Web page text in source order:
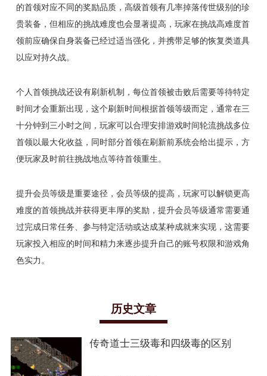
的首领对应不同的奖励品质，高级首领有几率掉落传世级别的珍
贵装备，但相应的挑战难度也会显著提高，玩家在挑战高难度首
领前应确保自身装备已经过适当强化，并携带足够的恢复类道具
以应对持久战。
个人首领挑战还设有刷新机制，每位首领被击败后需要等待特定
时间才会重新出现，这个刷新时间根据首领等级而定，通常在三
十分钟到三小时之间，玩家可以合理安排游戏时间轮流挑战多位
首领以最大化收益，同时部分首领在刷新前系统会给出提示，方
便玩家及时前往挑战地点等待首领重生。
提升会员等级是重要途径，会员等级的提高，玩家可以解锁更高
难度的首领挑战并获得更丰厚的奖励，提升会员等级通常需要通
过完成日常任务、参与特定活动或达成某种成就来实现，这需要
玩家投入相应的时间和精力来逐步提升自己的账号权限和游戏角
色实力。
历史文章
传奇道士三级毒和四级毒的区别